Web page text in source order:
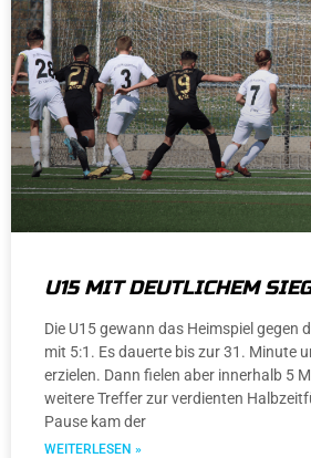
U15 MIT DEUTLICHEM
Die U15 gewann das Heimspiel gegen
mit 5:1. Es dauerte bis zur 31. Minute
erzielen. Dann fielen aber innerhalb 5
weitere Treffer zur verdienten
Pause kam der
WEITERLESEN »